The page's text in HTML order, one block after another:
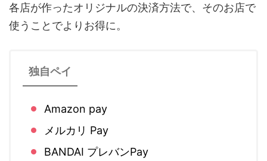
各店が作ったオリジナルの決済方法で、そのお店で
使うことでよりお得に。
独自ペイ
Amazon pay
メルカリ Pay
BANDAI プレバンPay